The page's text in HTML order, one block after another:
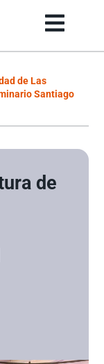
de Las
Santiago
de